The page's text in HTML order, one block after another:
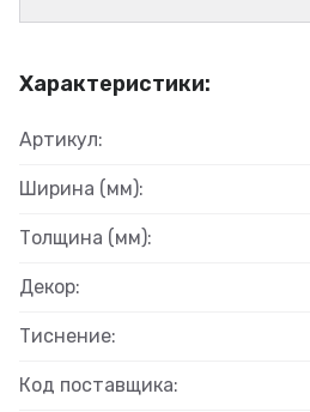
Характеристики:
Артикул:
Ширина (мм):
Толщина (мм):
Декор:
Тиснение:
Код поставщика: